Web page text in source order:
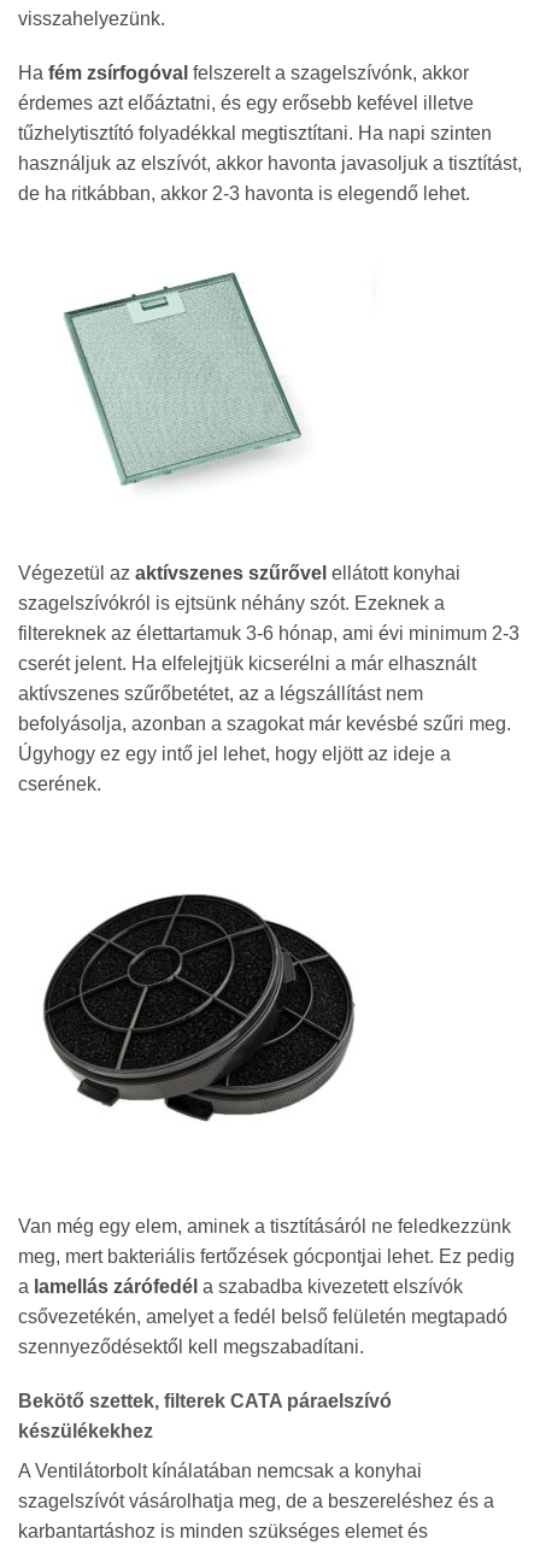
visszahelyezünk.
Ha fém zsírfogóval felszerelt a szagelszívónk, akkor
érdemes azt előáztatni, és egy erősebb kefével illetve
tűzhelytisztító folyadékkal megtisztítani. Ha napi szinten
használjuk az elszívót, akkor havonta javasoljuk a tisztítást,
de ha ritkábban, akkor 2-3 havonta is elegendő lehet.
Végezetül az aktívszenes szűrővel ellátott konyhai
szagelszívókról is ejtsünk néhány szót. Ezeknek a
filtereknek az élettartamuk 3-6 hónap, ami évi minimum 2-3
cserét jelent. Ha elfelejtjük kicserélni a már elhasznált
aktívszenes szűrőbetétet, az a légszállítást nem
befolyásolja, azonban a szagokat már kevésbé szűri meg.
Úgyhogy ez egy intő jel lehet, hogy eljött az ideje a
cserének.
Van még egy elem, aminek a tisztításáról ne feledkezzünk
meg, mert bakteriális fertőzések gócpontjai lehet. Ez pedig
a lamellás zárófedél a szabadba kivezetett elszívók
csővezetékén, amelyet a fedél belső felületén megtapadó
szennyeződésektől kell megszabadítani.
Bekötő szettek, filterek CATA páraelszívó
készülékekhez
A Ventilátorbolt kínálatában nemcsak a konyhai
szagelszívót vásárolhatja meg, de a beszereléshez és a
karbantartáshoz is minden szükséges elemet és